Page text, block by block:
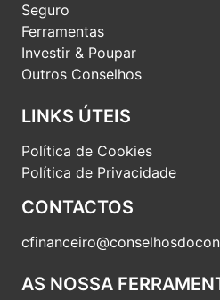
Seguro
Ferramentas
Investir & Poupar
Outros Conselhos
LINKS ÚTEIS
Política de Cookies
Política de Privacidade
CONTACTOS
AS NOSSA